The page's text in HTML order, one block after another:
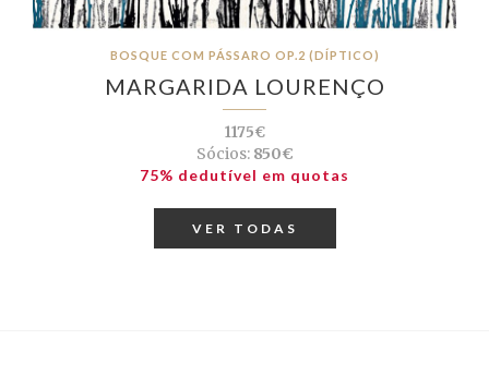
BOSQUE COM PÁSSARO OP.2 (DÍPTICO)
MARGARIDA LOURENÇO
1175€
Sócios:850€
75% dedutível em quotas
VER TODAS